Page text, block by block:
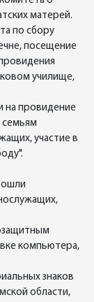
матерей.
по сбору
посещение
училище,
на провидение
семьям
участие в
компьютера,
знаков
области,